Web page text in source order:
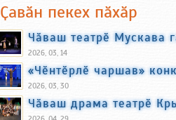
Ҫавӑн пекех пӑхӑр
Чӑваш театрӗ Мускава
2026, 03, 14
«Чӗнтӗрлӗ чаршав»
2026, 03, 30
Чӑваш драма театрӗ